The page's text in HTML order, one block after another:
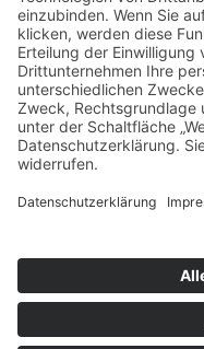
Rollbahn als
Suchen